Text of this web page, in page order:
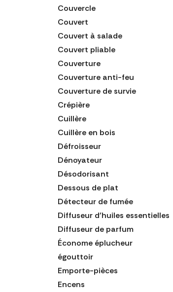
Couvercle
Couvert
Couvert à salade
Couvert pliable
Couverture
Couverture anti-feu
Couverture de survie
Crépière
Cuillère
Cuillère en bois
Défroisseur
Dénoyateur
Désodorisant
Dessous de plat
Détecteur de fumée
Diffuseur d'huiles essentielles
Diffuseur de parfum
Économe éplucheur
égouttoir
Emporte-pièces
Encens